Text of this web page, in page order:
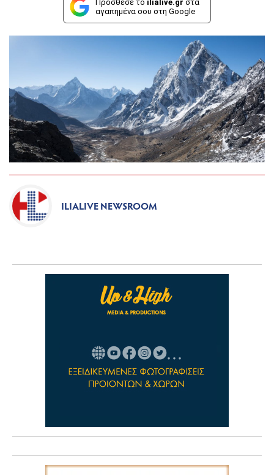
Πρόσθεσε το ilialive.gr στα
αγαπημένα σου στη Google
ILIALIVE NEWSROOM